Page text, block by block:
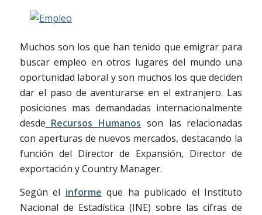
Muchos son los que han tenido que emigrar para
buscar empleo en otros lugares del mundo una
oportunidad laboral y son muchos los que deciden
dar el paso de aventurarse en el extranjero. Las
posiciones mas demandadas internacionalmente
desde Recursos Humanos son las relacionadas
con aperturas de nuevos mercados, destacando la
función del Director de Expansión, Director de
exportación y Country Manager.
Según el informe que ha publicado el Instituto
Nacional de Estadística (INE) sobre las cifras de